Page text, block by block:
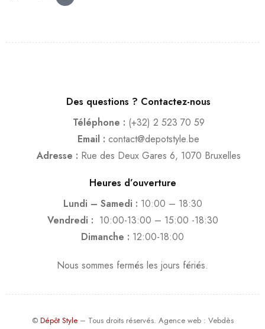
Des questions ? Contactez-nous
Téléphone : (+32) 2 523 70 59
Email : contact@depotstyle.be
Adresse : Rue des Deux Gares 6, 1070 Bruxelles
Heures d’ouverture
Lundi – Samedi : 10:00 – 18:30
Vendredi : 10:00-13:00 – 15:00 -18:30
Dimanche : 12:00-18:00
Nous sommes fermés les jours fériés.
© Dépôt Style– Tous droits réservés. Agence web: Vebdès